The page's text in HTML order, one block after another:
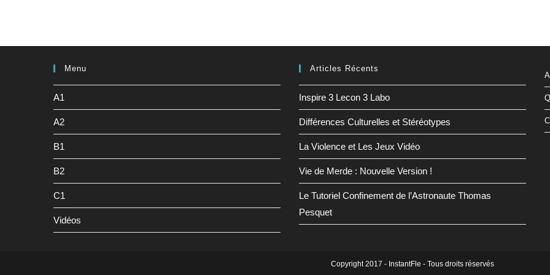
Menu
A1
A2
B1
B2
C1
Vidéos
Articles Récents
Inspire 3 Lecon 3 Labo
Différences Culturelles et Stéréotypes
La Violence et Les Jeux Vidéo
Vie de Merde : Nouvelle Version !
Le Tutoriel Confinement de l’Astronaute Thomas
Pesquet
Copyright 2017 - InstantFle - Tous droits réservés